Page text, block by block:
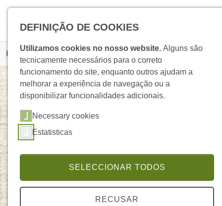
Skip to main navigation
Skip to main content
Skip to page footer
Pesquisar
You are here:
Homepage Produtos Detalhe Produto
Fragrância de Menta
PURE NATURE
DEFINIÇÃO DE COOKIES
Utilizamos cookies no nosso website. Alguns são
tecnicamente necessários para o correto
funcionamento do site, enquanto outros ajudam a
melhorar a experiência de navegação ou a
disponibilizar funcionalidades adicionais.
Necessary cookies
Estatisticas
SELECCIONAR TODOS
RECUSAR